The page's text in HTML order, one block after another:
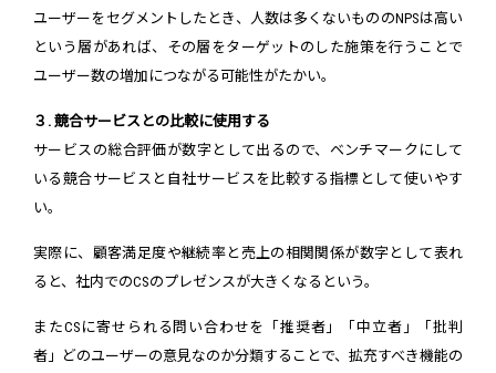
ユーザーをセグメントしたとき、人数は多くないもののNPSは高い
という層があれば、その層をターゲットのした施策を行うことで
ユーザー数の増加につながる可能性がたかい。
３. 競合サービスとの比較に使用する
サービスの総合評価が数字として出るので、ベンチマークにして
いる競合サービスと自社サービスを比較する指標として使いやす
い。
実際に、顧客満足度や継続率と売上の相関関係が数字として表れ
ると、社内でのCSのプレゼンスが大きくなるという。
またCSに寄せられる問い合わせを「推奨者」「中立者」「批判
者」どのユーザーの意見なのか分類することで、拡充すべき機能の